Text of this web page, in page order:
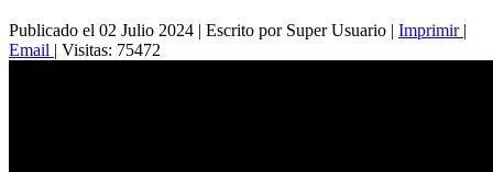
Publicado el 02 Julio 2024 | Escrito por Super Usuario | Imprimir |
Email | Visitas: 75472